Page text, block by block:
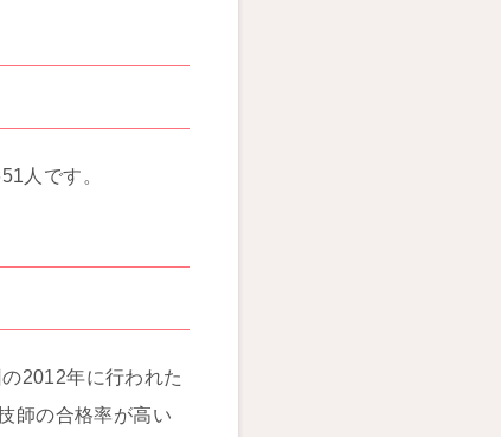
人です。
2012年に行われた
師の合格率が高い